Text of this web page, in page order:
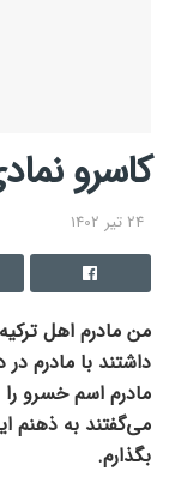
کاسرو
24 تیر 1402
من مادرم اهل
داشتند با مادرم
مادرم اسم خسرو
می‌گفتند به ذهنم
بگذارم.